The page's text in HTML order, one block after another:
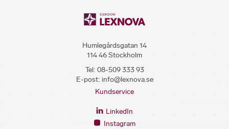
Humlegårdsgatan 14
114 46 Stockholm
Tel: 08-509 333 93
E-post: info@lexnova.se
Kundservice
LinkedIn
Instagram